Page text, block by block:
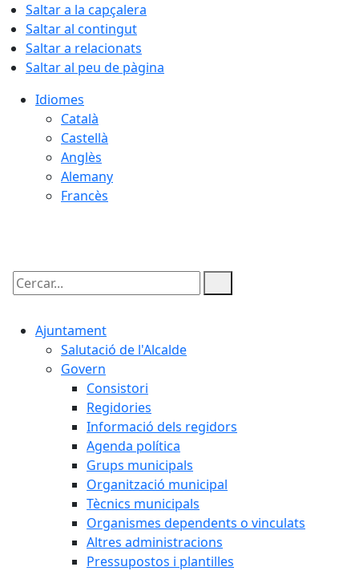
Saltar a la capçalera
Saltar al contingut
Saltar a relacionats
Saltar al peu de pàgina
Idiomes
Català
Castellà
Anglès
Alemany
Francès
Cercar:
Ajuntament
Salutació de l'Alcalde
Govern
Consistori
Regidories
Informació dels regidors
Agenda política
Grups municipals
Organització municipal
Tècnics municipals
Organismes dependents o vinculats
Altres administracions
Pressupostos i plantilles